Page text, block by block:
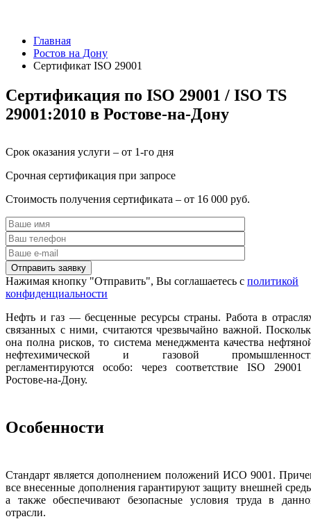
Главная
Ростов на Дону
Сертификат ISO 29001
Сертификация по ISO 29001 / ISO TS
29001:2010 в Ростове-на-Дону
Срок оказания услуги – от 1-го дня
Срочная сертификация при запросе
Стоимость получения сертификата – от 16 000 руб.
Нажимая кнопку "Отправить", Вы соглашаетесь с политикой
конфиденциальности
Нефть и газ — бесценные ресурсы страны. Работа в
связанных с ними, считаются чрезвычайно важной.
она полна рисков, то система менеджмента качества
нефтехимической и газовой
регламентируются особо: через соответствие ISO 29001
Ростове-на-Дону.
Особенности
Стандарт является дополнением положений ИСО 9001.
все внесенные дополнения гарантируют защиту внешней
а также обеспечивают безопасные условия труда в
отрасли.